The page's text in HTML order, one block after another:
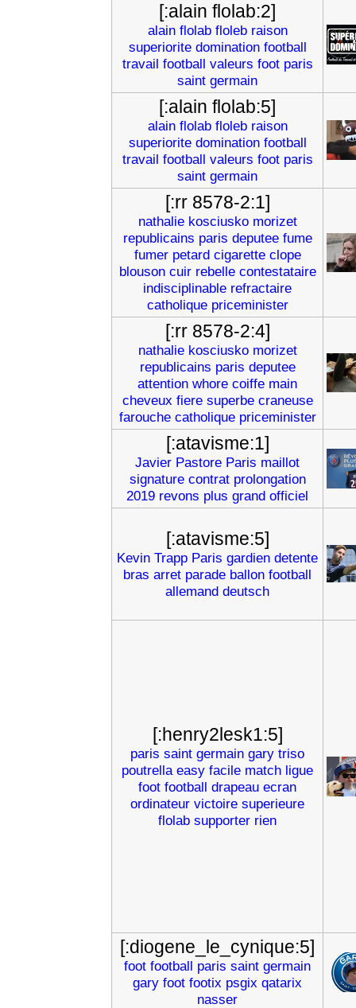
[:alain flolab:2]
alain flolab floleb raison
superiorite domination football
travail football valeurs foot paris
saint germain
[:alain flolab:5]
alain flolab floleb raison
superiorite domination football
travail football valeurs foot paris
saint germain
[:rr 8578-2:1]
nathalie kosciusko morizet
republicains paris deputee fume
fumer petard cigarette clope
blouson cuir rebelle contestataire
indisciplinable refractaire
catholique priceminister
[:rr 8578-2:4]
nathalie kosciusko morizet
republicains paris deputee
attention whore coiffe main
cheveux fiere superbe craneuse
farouche catholique priceminister
[:atavisme:1]
Javier Pastore Paris maillot
signature contrat prolongation
2019 revons plus grand officiel
[:atavisme:5]
Kevin Trapp Paris gardien detente
bras arret parade ballon football
allemand deutsch
[:henry2lesk1:5]
paris saint germain gary triso
poutrella easy facile match ligue
foot football drapeau ecran
ordinateur victoire superieure
flolab supporter rien
[:diogene_le_cynique:5]
foot football paris saint germain
gary foot footix psgix qatarix
nasser